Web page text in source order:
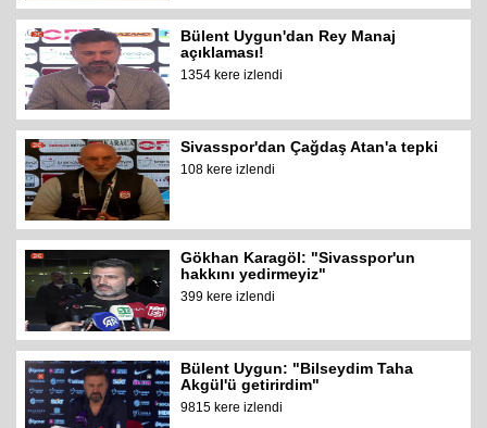
Bülent Uygun'dan Rey Manaj
açıklaması!
1354 kere izlendi
Sivasspor'dan Çağdaş Atan'a tepki
108 kere izlendi
Gökhan Karagöl: "Sivasspor'un
hakkını yedirmeyiz"
399 kere izlendi
Bülent Uygun: "Bilseydim Taha
Akgül'ü getirirdim"
9815 kere izlendi